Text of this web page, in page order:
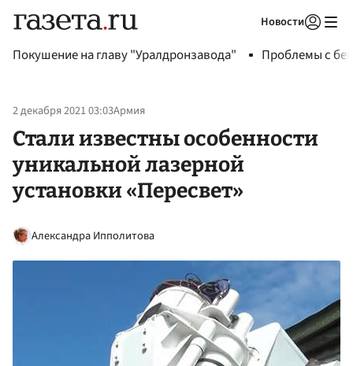
Новости
Покушение на главу "Уралдронзавода" Проблемы с
2 декабря 2021 03:03Армия
Стали известны особенности
уникальной лазерной
установки «Пересвет»
Александра Ипполитова